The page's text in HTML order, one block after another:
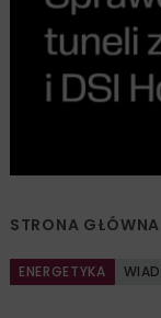
STRONA GŁÓWNA
ENERGETYKA